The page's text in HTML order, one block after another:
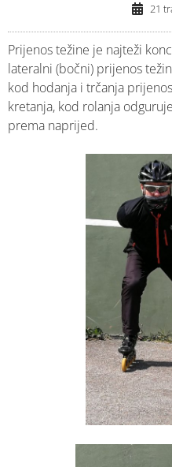
21
Prijenos težine je najteži
lateralni (bočni) prijenos
kod hodanja i trčanja
kretanja, kod rolanja
prema naprijed.